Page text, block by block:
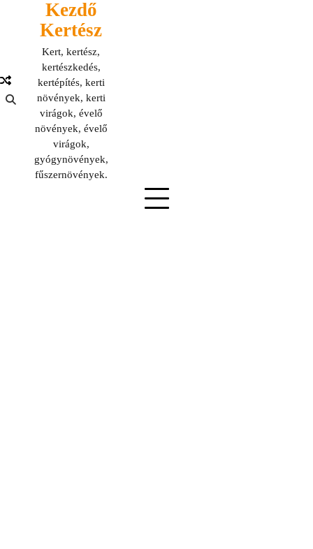
Kezdő
Kertész
Kert, kertész,
kertészkedés,
kertépítés, kerti
növények, kerti
virágok, évelő
növények, évelő
virágok,
gyógynövények,
fűszernövények.